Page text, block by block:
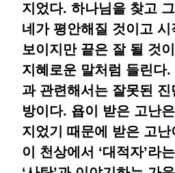
지었다. 하나님을 찾고
네가 평안해질 것이고 시
보이지만 끝은 잘 될 것
지혜로운 말처럼 들린다
과 관련해서는 잘못된 진
방이다. 욥이 받은 고난
지었기 때문에 받은 고
이 천상에서 ‘대적자’라